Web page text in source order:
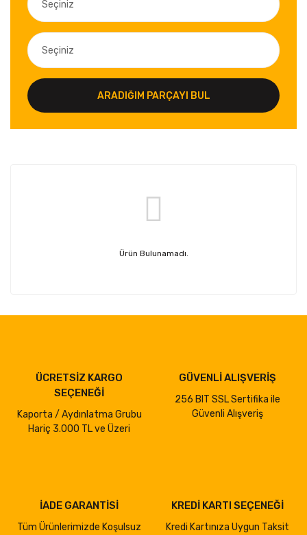
ARADIĞIM PARÇAYI BUL
Ürün Bulunamadı.
ÜCRETSİZ KARGO
SEÇENEĞİ
Kaporta / Aydınlatma Grubu
Hariç 3.000 TL ve Üzeri
GÜVENLİ ALIŞVERİŞ
256 BIT SSL Sertifika ile
Güvenli Alışveriş
İADE GARANTİSİ
Tüm Ürünlerimizde Koşulsuz
KREDİ KARTI SEÇENEĞİ
Kredi Kartınıza Uygun Taksit